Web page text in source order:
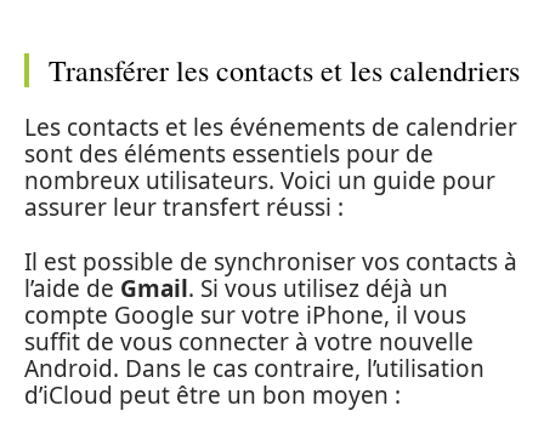
Transférer les contacts et les calendriers
Les contacts et les événements de calendrier
sont des éléments essentiels pour de
nombreux utilisateurs. Voici un guide pour
assurer leur transfert réussi :
Il est possible de synchroniser vos contacts à
l’aide de Gmail. Si vous utilisez déjà un
compte Google sur votre iPhone, il vous
suffit de vous connecter à votre nouvelle
Android. Dans le cas contraire, l’utilisation
d’iCloud peut être un bon moyen :